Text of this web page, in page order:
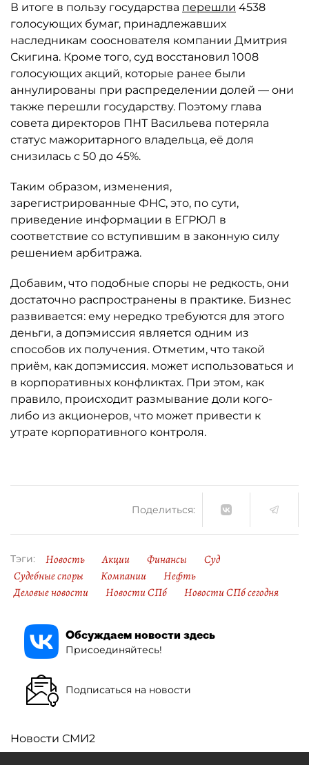
В итоге в пользу государства перешли 4538
голосующих бумаг, принадлежавших
наследникам сооснователя компании Дмитрия
Скигина. Кроме того, суд восстановил 1008
голосующих акций, которые ранее были
аннулированы при распределении долей — они
также перешли государству. Поэтому глава
совета директоров ПНТ Васильева потеряла
статус мажоритарного владельца, её доля
снизилась с 50 до 45%.
Таким образом, изменения,
зарегистрированные ФНС, это, по сути,
приведение информации в ЕГРЮЛ в
соответствие со вступившим в законную силу
решением арбитража.
Добавим, что подобные споры не редкость, они
достаточно распространены в практике. Бизнес
развивается: ему нередко требуются для этого
деньги, а допэмиссия является одним из
способов их получения. Отметим, что такой
приём, как допэмиссия. может использоваться и
в корпоративных конфликтах. При этом, как
правило, происходит размывание доли кого-
либо из акционеров, что может привести к
утрате корпоративного контроля.
Поделиться:
Тэги: Новость Акции Финансы
Суд
Судебные споры
Компании
Нефть
Деловые новости
Новости СПб Новости СПб сегодня
Обсуждаем новости здесь
Присоединяйтесь!
Подписаться на новости
Новости СМИ2